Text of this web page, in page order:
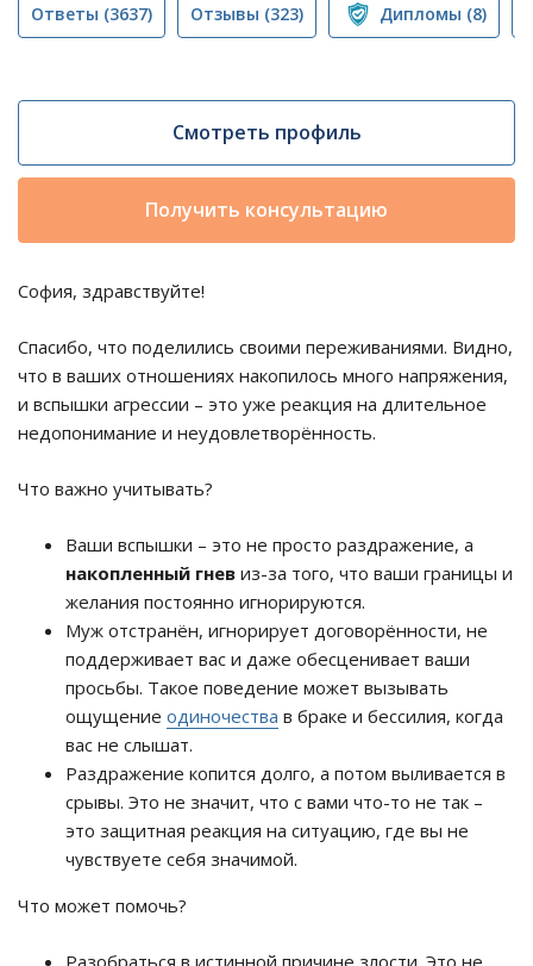
Ответы (3637) Отзывы (323) Дипломы (8)
Смотреть профиль
Получить консультацию
София, здравствуйте!
Спасибо, что поделились своими переживаниями. Видно,
что в ваших отношениях накопилось много напряжения,
и вспышки агрессии – это уже реакция на длительное
недопонимание и неудовлетворённость.
Что важно учитывать?
Ваши вспышки – это не просто раздражение, а
накопленный гнев из-за того, что ваши границы и
желания постоянно игнорируются.
Муж отстранён, игнорирует договорённости, не
поддерживает вас и даже обесценивает ваши
просьбы. Такое поведение может вызывать
ощущение одиночества в браке и бессилия, когда
вас не слышат.
Раздражение копится долго, а потом выливается в
срывы. Это не значит, что с вами что-то не так –
это защитная реакция на ситуацию, где вы не
чувствуете себя значимой.
Что может помочь?
Разобраться в истинной причине злости. Это не